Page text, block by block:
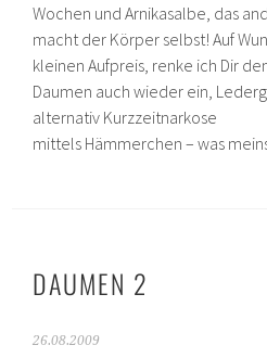
Wochen und Arnikasalbe, das
macht der Körper selbst! Auf
kleinen Aufpreis, renke ich Dir
Daumen auch wieder ein,
alternativ Kurzzeitnarkose
mittels Hämmerchen – was
DAUMEN 2
26.08.2009